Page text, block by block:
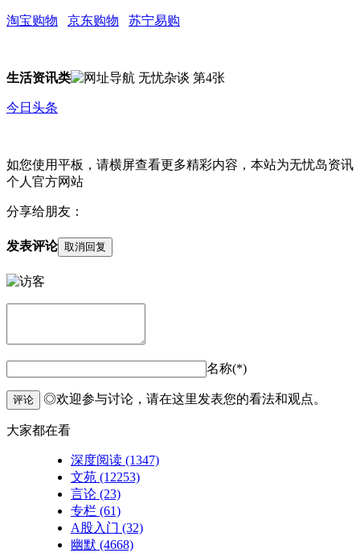
淘宝购物 京东购物 苏宁易购
生活资讯类
今日头条
如您使用平板，请横屏查看更多精彩内容，本站为无忧岛资讯
个人官方网站
分享给朋友：
发表评论 取消回复
名称(*)
评论 ◎欢迎参与讨论，请在这里发表您的看法和观点。
大家都在看
深度阅读 (1347)
文苑 (12253)
言论 (23)
专栏 (61)
A股入门 (32)
幽默 (4668)